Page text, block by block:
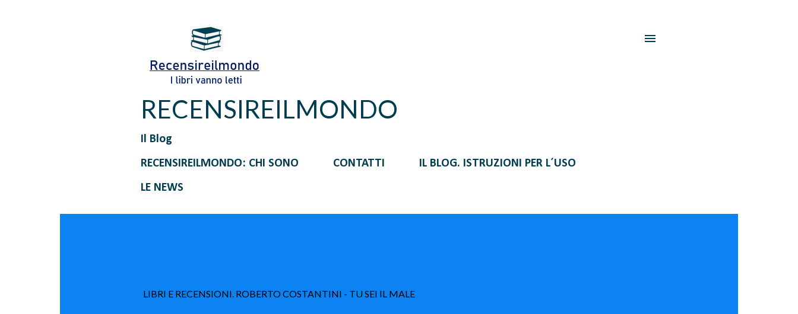
RECENSIREILMONDO
Il Blog
RECENSIREILMONDO: CHI SONO CONTATTI IL BLOG. ISTRUZIONI PER L´USO
LE NEWS
LIBRI E RECENSIONI. ROBERTO COSTANTINI - TU SEI IL MALE